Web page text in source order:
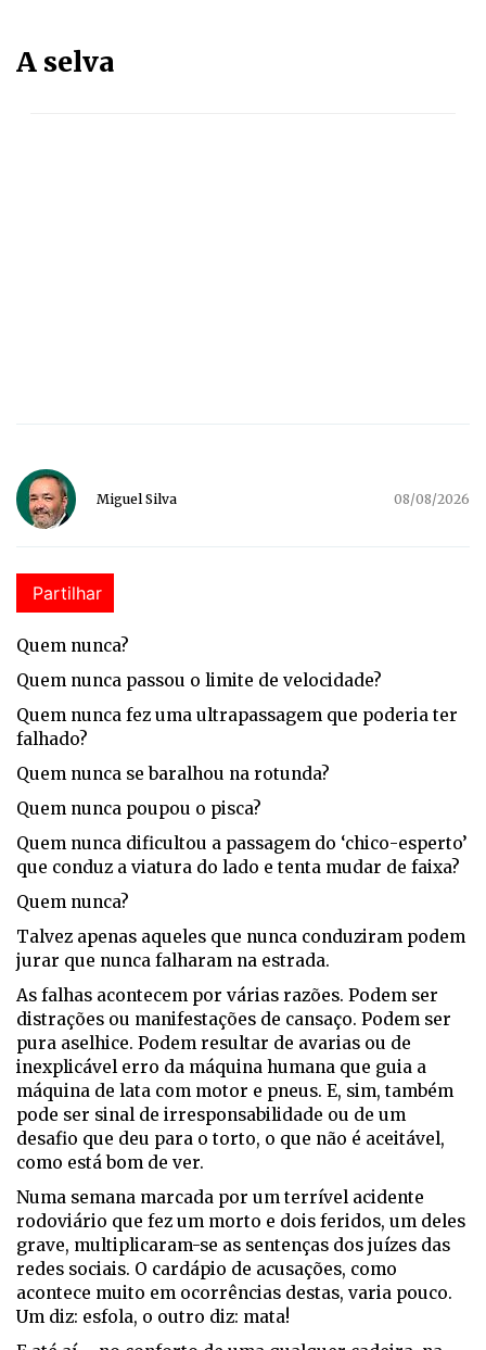
A selva
Miguel Silva 08/08/2026
Partilhar
Quem nunca?
Quem nunca passou o limite de velocidade?
Quem nunca fez uma ultrapassagem que poderia ter
falhado?
Quem nunca se baralhou na rotunda?
Quem nunca poupou o pisca?
Quem nunca dificultou a passagem do ‘chico-esperto’
que conduz a viatura do lado e tenta mudar de faixa?
Quem nunca?
Talvez apenas aqueles que nunca conduziram podem
jurar que nunca falharam na estrada.
As falhas acontecem por várias razões. Podem ser
distrações ou manifestações de cansaço. Podem ser
pura aselhice. Podem resultar de avarias ou de
inexplicável erro da máquina humana que guia a
máquina de lata com motor e pneus. E, sim, também
pode ser sinal de irresponsabilidade ou de um
desafio que deu para o torto, o que não é aceitável,
como está bom de ver.
Numa semana marcada por um terrível acidente
rodoviário que fez um morto e dois feridos, um deles
grave, multiplicaram-se as sentenças dos juízes das
redes sociais. O cardápio de acusações, como
acontece muito em ocorrências destas, varia pouco.
Um diz: esfola, o outro diz: mata!